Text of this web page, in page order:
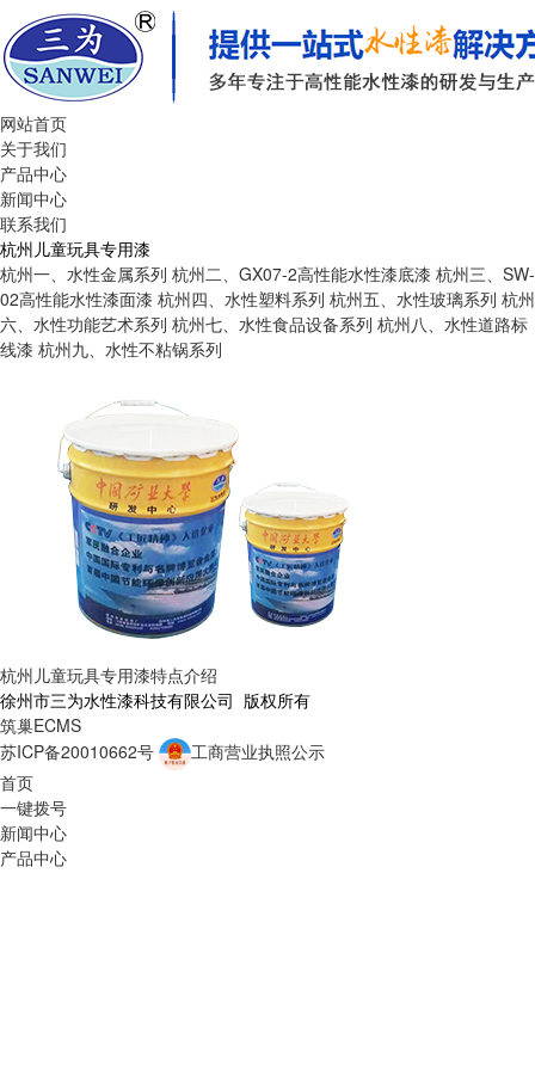
网站首页
关于我们
产品中心
新闻中心
联系我们
杭州儿童玩具专用漆
杭州一、水性金属系列 杭州二、GX07-2高性能水性漆底漆 杭州三、SW-
02高性能水性漆面漆 杭州四、水性塑料系列 杭州五、水性玻璃系列 杭州
六、水性功能艺术系列 杭州七、水性食品设备系列 杭州八、水性道路标
线漆 杭州九、水性不粘锅系列
杭州儿童玩具专用漆特点介绍
徐州市三为水性漆科技有限公司 版权所有
筑巢ECMS
苏ICP备20010662号
工商营业执照公示
首页
一键拨号
新闻中心
产品中心